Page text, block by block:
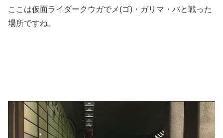
ここは仮面ライダークウガでメ(ゴ)・ガリマ・バと戦った
場所ですね。